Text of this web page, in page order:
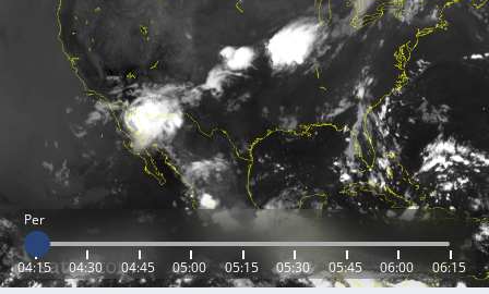
Per
04:15 04:30 04:45 05:00 05:15 05:30 05:45 06:00 06:15